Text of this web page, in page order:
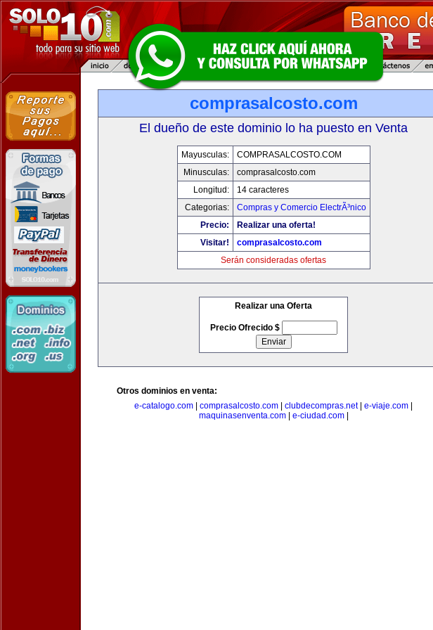
comprasalcosto.com
El dueño de este dominio lo ha puesto en Venta
Mayusculas:
COMPRASALCOSTO.COM
Minusculas:
comprasalcosto.com
Longitud:
14 caracteres
Categorias:
Compras y Comercio ElectrÃ³nico
Precio:
Realizar una oferta!
Visitar!
comprasalcosto.com
Serán consideradas ofertas
Realizar una Oferta
Precio Ofrecido $
Otros dominios en venta:
e-catalogo.com
comprasalcosto.com clubdecompras.net| e-viaje.com
maquinasenventa.com| e-ciudad.com|